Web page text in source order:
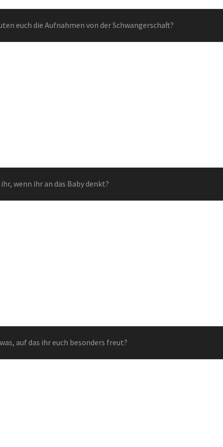
euch die Aufnahmen von der Schwangerschaft?
wenn ihr an das Baby denkt?
auf das ihr euch besonders freut?